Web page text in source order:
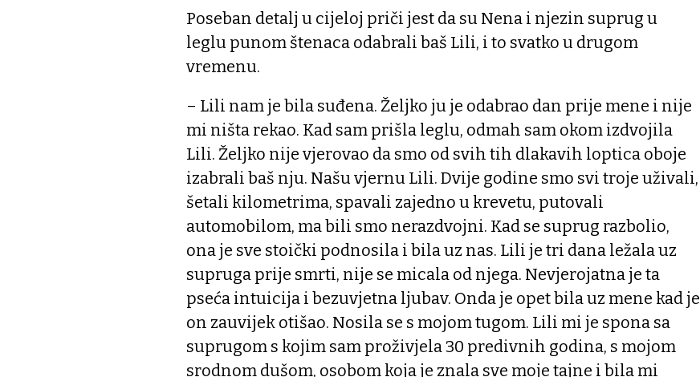
Poseban detalj u cijeloj priči jest da su Nena i njezin suprug u
leglu punom štenaca odabrali baš Lili, i to svatko u drugom
vremenu.
– Lili nam je bila suđena. Željko ju je odabrao dan prije mene i nije
mi ništa rekao. Kad sam prišla leglu, odmah sam okom izdvojila
Lili. Željko nije vjerovao da smo od svih tih dlakavih loptica oboje
izabrali baš nju. Našu vjernu Lili. Dvije godine smo svi troje uživali,
šetali kilometrima, spavali zajedno u krevetu, putovali
automobilom, ma bili smo nerazdvojni. Kad se suprug razbolio,
ona je sve stoički podnosila i bila uz nas. Lili je tri dana ležala uz
supruga prije smrti, nije se micala od njega. Nevjerojatna je ta
pseća intuicija i bezuvjetna ljubav. Onda je opet bila uz mene kad je
on zauvijek otišao. Nosila se s mojom tugom. Lili mi je spona sa
suprugom s kojim sam proživjela 30 predivnih godina, s mojom
srodnom dušom, osobom koja je znala sve moje tajne i bila mi